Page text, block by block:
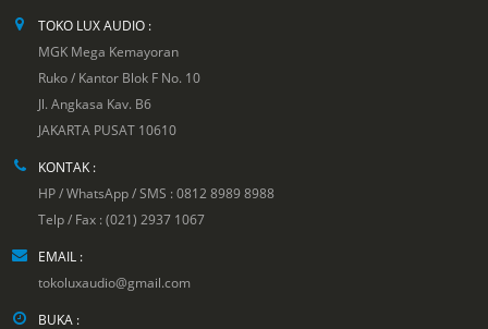
TOKO LUX AUDIO :
MGK Mega Kemayoran
Ruko / Kantor Blok F No. 10
Jl. Angkasa Kav. B6
JAKARTA PUSAT 10610
KONTAK :
HP / WhatsApp / SMS : 0812 8989 8988
Telp / Fax : (021) 2937 1067
EMAIL :
tokoluxaudio@gmail.com
BUKA :